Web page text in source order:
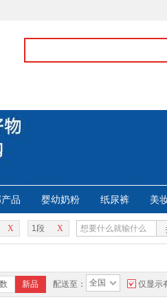
品 婴幼奶粉 纸尿裤 美
X X
1段
新品 配送至： 全国 仅显示